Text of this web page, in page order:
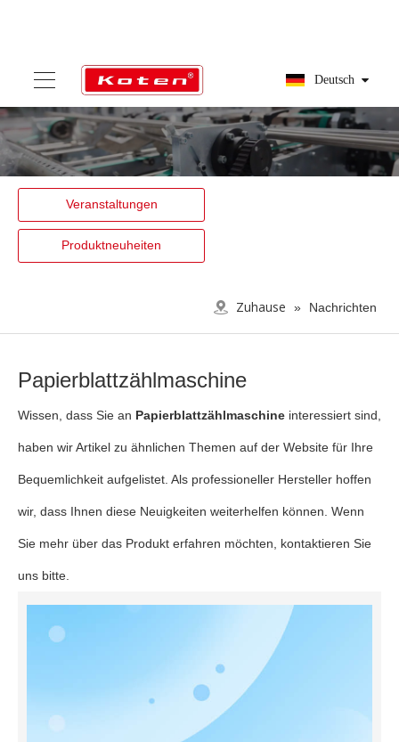
Deutsch
Veranstaltungen
Produktneuheiten
Zuhause » Nachrichten
Papierblattzählmaschine
Wissen, dass Sie an Papierblattzählmaschine interessiert sind,
haben wir Artikel zu ähnlichen Themen auf der Website für Ihre
Bequemlichkeit aufgelistet. Als professioneller Hersteller hoffen
wir, dass Ihnen diese Neuigkeiten weiterhelfen können. Wenn
Sie mehr über das Produkt erfahren möchten, kontaktieren Sie
uns bitte.